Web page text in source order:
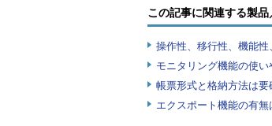
この記事に関連する製品
操作性、移行性、機能
モニタリング機能の使
帳票形式と格納方法は
エクスポート機能の有無